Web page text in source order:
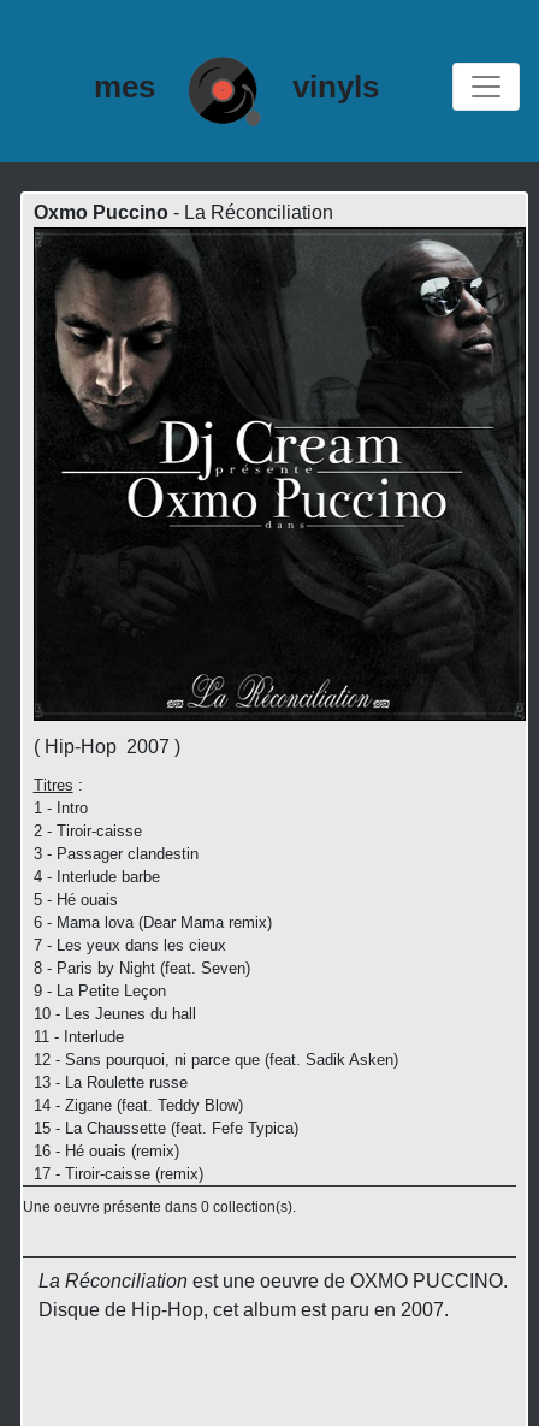
mes vinyls
Oxmo Puccino- La Réconciliation
( Hip-Hop 2007 )
Titres :
1 - Intro
2 - Tiroir-caisse
3 - Passager clandestin
4 - Interlude barbe
5 - Hé ouais
6 - Mama lova (Dear Mama remix)
7 - Les yeux dans les cieux
8 - Paris by Night (feat. Seven)
9 - La Petite Leçon
10 - Les Jeunes du hall
11 - Interlude
12 - Sans pourquoi, ni parce que (feat. Sadik Asken)
13 - La Roulette russe
14 - Zigane (feat. Teddy Blow)
15 - La Chaussette (feat. Fefe Typica)
16 - Hé ouais (remix)
17 - Tiroir-caisse (remix)
Une oeuvre présente dans 0 collection(s).
La Réconciliationest une oeuvre de OXMO PUCCINO.
Disque de Hip-Hop, cet album est paru en 2007.